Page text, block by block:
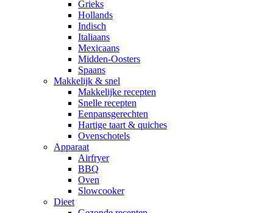
Grieks
Hollands
Indisch
Italiaans
Mexicaans
Midden-Oosters
Spaans
Makkelijk & snel
Makkelijke recepten
Snelle recepten
Eenpansgerechten
Hartige taart & quiches
Ovenschotels
Apparaat
Airfryer
BBQ
Oven
Slowcooker
Dieet